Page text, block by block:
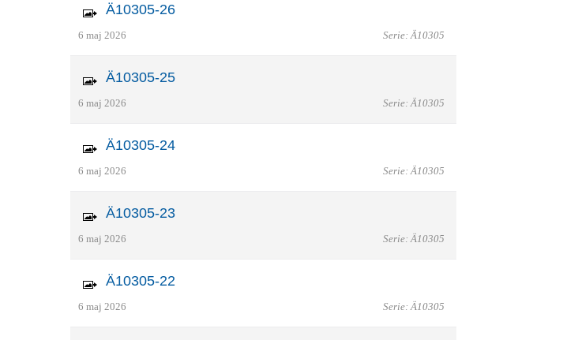
Ä10305-26
6 maj 2026 Serie: Ä10305
Ä10305-25
6 maj 2026 Serie: Ä10305
Ä10305-24
6 maj 2026 Serie: Ä10305
Ä10305-23
6 maj 2026 Serie: Ä10305
Ä10305-22
6 maj 2026 Serie: Ä10305